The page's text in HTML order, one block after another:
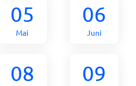
05
Mai
06
Juni
08 09